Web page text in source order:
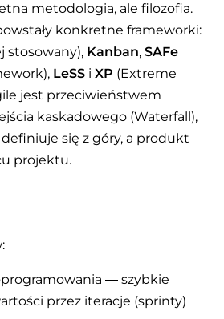
metodologia, ale filozofia.
konkretne frameworki:
stosowany), Kanban,SAFe
LeSS iXP (Extreme
jest przeciwieństwem
kaskadowego (Waterfall),
się z góry, a produkt
projektu.
— szybkie
przez iteracje (sprinty)